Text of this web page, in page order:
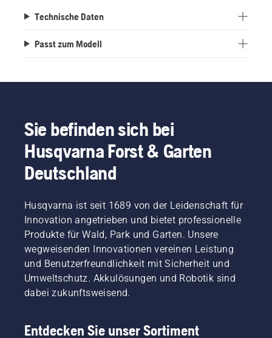
weniger attraktiv für Ungeziefer. Robust, ohne das
zuverlässig für Ihre täglichen Aufgaben.
Technische Daten
Passt zum Modell
Sie befinden sich bei
Husqvarna Forst & Garten
Deutschland
Husqvarna ist seit 1689 von der Leidenschaft für
Innovation angetrieben und bietet professionelle
Produkte für Wald, Park und Garten. Unsere
wegweisenden Innovationen vereinen Leistung
und Benutzerfreundlichkeit mit Sicherheit und
Umweltschutz. Akkulösungen und Robotik sind
dabei zukunftsweisend.
Entdecken Sie unser Sortiment